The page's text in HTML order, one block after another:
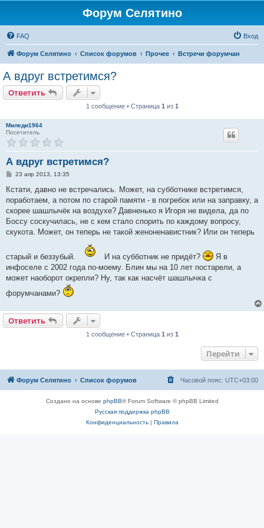
Форум Селятино
FAQ Вход
Форум Селятино Список форумов Прочее Встречи форумчан
А вдруг встретимся?
Ответить
1 сообщение • Страница 1 из 1
Миледи1964
Посетитель
А вдруг встретимся?
С
о
щ
е
и
е
23 апр 2013, 13:35
Кстати, давно не встречались. Может, на субботнике встретимся,
поработаем, а потом по старой памяти - в погребок или на заправку, а
скорее шашлычёк на воздухе? Давненько я Игоря не видела, да по
Боссу соскучилась, не с кем стало спорить по каждому вопросу,
скукота. Может, он теперь не такой женоненавистник? Или он теперь
старый и беззубый. И на субботник не придёт?
Я в
инфоселе с 2002 года по-моему. Блин мы на 10 лет постарели, а
может наоборот окрепли? Ну, так как насчёт шашлычка с
форумчанами?
Ответить
1 сообщение • Страница 1 из 1
Перейти
Форум Селятино Список форумов Часовой пояс: UTC+03:00
Создано на основе phpBB® Forum Software © phpBB Limited
Русская поддержка phpBB
Конфиденциальность| Правила